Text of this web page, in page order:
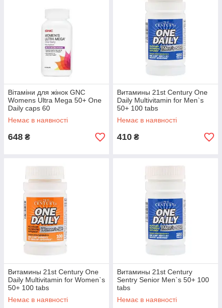
Вітаміни для жінок GNC
Womens Ultra Mega 50+ One
Daily caps 60
Немає в наявності
648 ₴
Витамины 21st Century One
Daily Multivitamin for Men`s
50+ 100 tabs
Немає в наявності
410 ₴
Витамины 21st Century One
Daily Multivitamin for Women`s
50+ 100 tabs
Немає в наявності
Витамины 21st Century
Sentry Senior Men`s 50+ 100
tabs
Немає в наявності